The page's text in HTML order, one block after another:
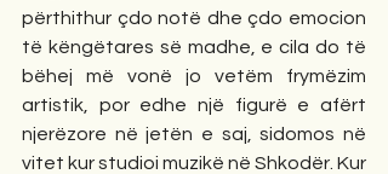
përthithur çdo notë dhe çdo emocion
të këngëtares së madhe, e cila do të
bëhej më vonë jo vetëm frymëzim
artistik, por edhe një figurë e afërt
njerëzore në jetën e saj, sidomos në
vitet kur studioi muzikë në Shkodër. Kur